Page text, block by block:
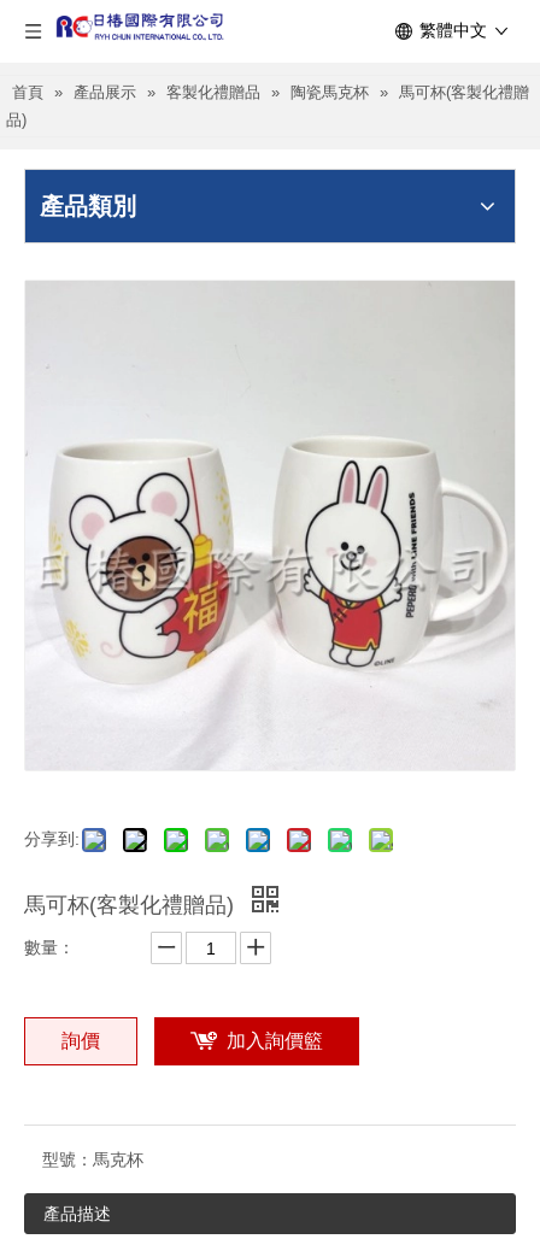
繁體中文
首頁 » 產品展示 » 客製化禮贈品 » 陶瓷馬克杯 » 馬可杯(客製化禮贈
品)
產品類別
分享到:
馬可杯(客製化禮贈品)
數量：
詢價 加入詢價籃
型號： 馬克杯
產品描述